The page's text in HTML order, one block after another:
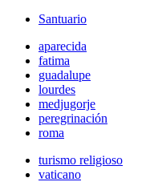
Santuario
aparecida
fatima
guadalupe
lourdes
medjugorje
peregrinación
roma
turismo religioso
vaticano